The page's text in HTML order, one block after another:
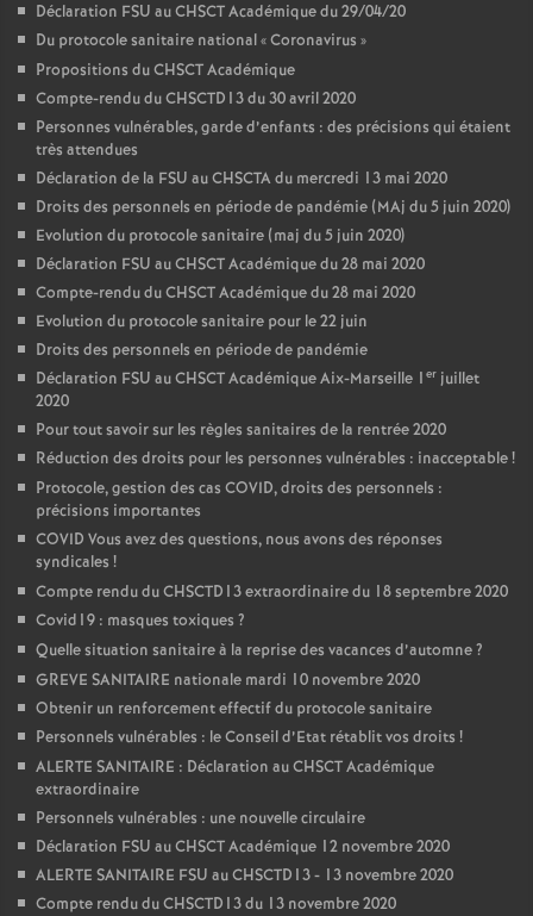
Déclaration FSU au CHSCT Académique du 29/04/20
Du protocole sanitaire national «Coronavirus »
Propositions du CHSCT Académique
Compte-rendu du CHSCTD13 du 30 avril 2020
Personnes vulnérables, garde d’enfants : des précisions qui étaient
très attendues
Déclaration de la FSU au CHSCTA du mercredi 13 mai 2020
Droits des personnels en période de pandémie (MAj du 5 juin 2020)
Evolution du protocole sanitaire (maj du 5 juin 2020)
Déclaration FSU au CHSCT Académique du 28 mai 2020
Compte-rendu du CHSCT Académique du 28 mai 2020
Evolution du protocole sanitaire pour le 22 juin
Droits des personnels en période de pandémie
Déclaration FSU au CHSCT Académique Aix-Marseille 1 er juillet
2020
Pour tout savoir sur les règles sanitaires de la rentrée 2020
Réduction des droits pour les personnes vulnérables : inacceptable!
Protocole, gestion des cas COVID, droits des personnels :
précisions importantes
COVID Vous avez des questions, nous avons des réponses
syndicales !
Compte rendu du CHSCTD13 extraordinaire du 18 septembre 2020
Covid19 : masques toxiques ?
Quelle situation sanitaire à la reprise des vacances d’automne?
GREVE SANITAIRE nationale mardi 10 novembre 2020
Obtenir un renforcement effectif du protocole sanitaire
Personnels vulnérables : le Conseil d’Etat rétablit vos droits !
ALERTE SANITAIRE : Déclaration au CHSCT Académique
extraordinaire
Personnels vulnérables : une nouvelle circulaire
Déclaration FSU au CHSCT Académique 12 novembre 2020
ALERTE SANITAIRE FSU au CHSCTD13 - 13 novembre 2020
Compte rendu du CHSCTD13 du 13 novembre 2020